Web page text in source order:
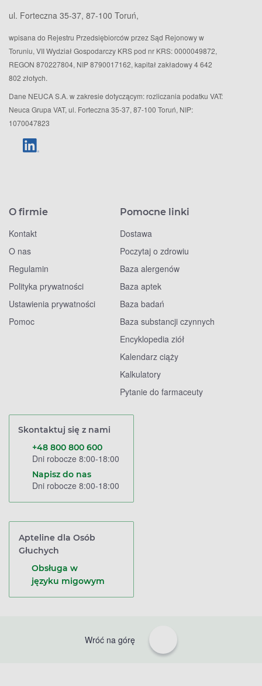
ul. Forteczna 35-37, 87-100 Toruń,
wpisana do Rejestru Przedsiębiorców przez Sąd Rejonowy w
Toruniu, VII Wydział Gospodarczy KRS pod nr KRS: 0000049872,
REGON 870227804, NIP 8790017162, kapitał zakładowy 4 642
802 złotych.
Dane NEUCA S.A. w zakresie dotyczącym: rozliczania podatku VAT:
Neuca Grupa VAT, ul. Forteczna 35-37, 87-100 Toruń, NIP:
1070047823
O firmie
Kontakt
O nas
Regulamin
Polityka prywatności
Ustawienia prywatności
Pomoc
Pomocne linki
Dostawa
Poczytaj o zdrowiu
Baza alergenów
Baza aptek
Baza badań
Baza substancji czynnych
Encyklopedia ziół
Kalendarz ciąży
Kalkulatory
Pytanie do farmaceuty
Skontaktuj się z nami
+48 800 800 600
Dni robocze 8:00-18:00
Napisz do nas
Dni robocze 8:00-18:00
Apteline dla Osób
Głuchych
Obsługa w
języku migowym
Wróć na górę